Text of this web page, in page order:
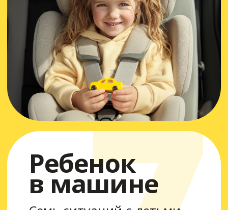
7
Ребенок
вмашине
Семь ситуаций с детьми
в такси, из которых
мы выруливаем с улыбкой